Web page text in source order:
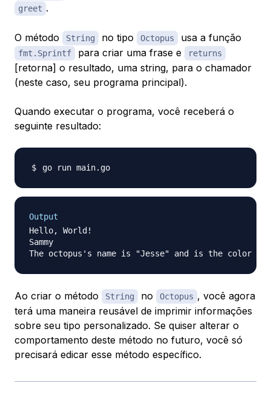
greet .
O método String no tipo Octopus usa a função
fmt.Sprintf para criar uma frase e returns
[retorna] o resultado, uma string, para o chamador
(neste caso, seu programa principal).
Quando executar o programa, você receberá o
seguinte resultado:
Output
Hello, World!
Sammy
Ao criar o método String no Octopus , você agora
terá uma maneira reusável de imprimir informações
sobre seu tipo personalizado. Se quiser alterar o
comportamento deste método no futuro, você só
precisará edicar esse método específico.